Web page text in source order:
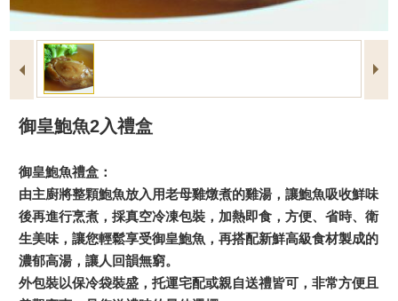
御皇鮑魚2入禮盒
御皇鮑魚禮盒：
由主廚將整顆鮑魚放入用老母雞燉煮的雞湯，讓鮑魚吸收鮮味
後再進行烹煮，採真空冷凍包裝，加熱即食，方便、省時、衛
生美味，讓您輕鬆享受御皇鮑魚，再搭配新鮮高級食材製成的
濃郁高湯，讓人回韻無窮。
外包裝以保冷袋裝盛，托運宅配或親自送禮皆可，非常方便且